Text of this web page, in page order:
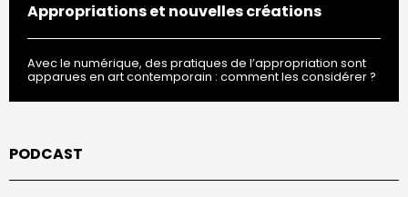
Appropriations et nouvelles créations
Avec le numérique, des pratiques de l’appropriation sont
apparues en art contemporain : comment les considérer ?
PODCAST